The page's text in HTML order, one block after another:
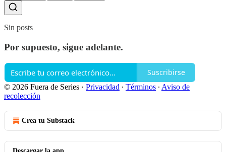
Sin posts
Por supuesto, sigue adelante.
Suscribirse
© 2026 Fuera de Series · Privacidad ∙ Términos ∙ Aviso de
recolección
Crea tu Substack